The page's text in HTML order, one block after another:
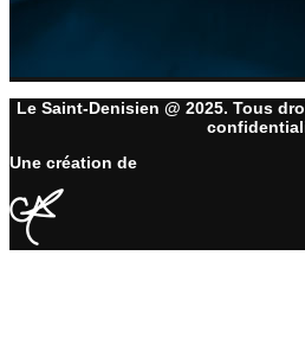
Le Saint-Denisien @ 2025. Tous
Une création de